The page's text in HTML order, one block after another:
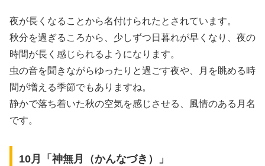
夜が長くなることから名付けられたとされています。
秋分を過ぎるころから、少しずつ日暮れが早くなり、夜の
時間が長く感じられるようになります。
虫の音を聞きながらゆったりと過ごす夜や、月を眺める時
間が増える季節でもありますね。
静かで落ち着いた秋の空気を感じさせる、風情のある月名
です。
10月「神無月（かんなづき）」